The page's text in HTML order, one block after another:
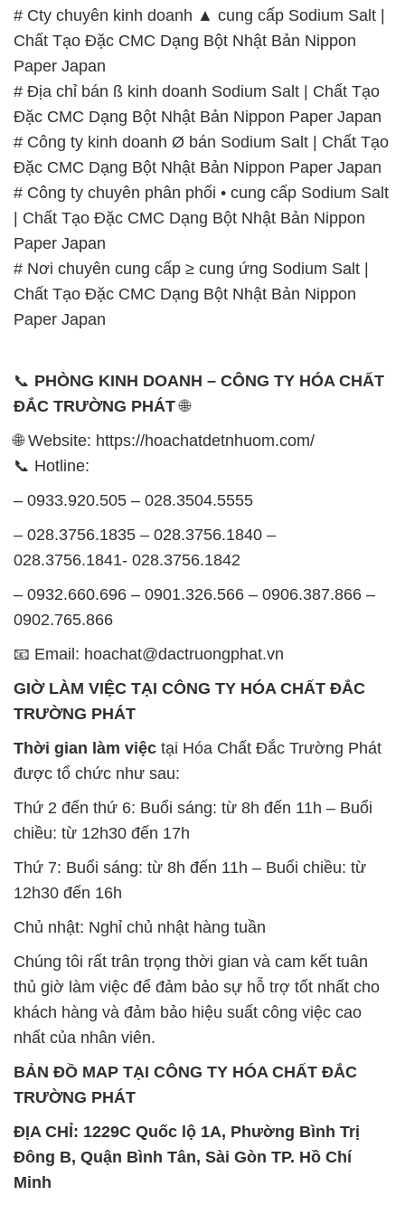
# Cty chuyên kinh doanh ▲ cung cấp Sodium Salt |
Chất Tạo Đặc CMC Dạng Bột Nhật Bản Nippon
Paper Japan
# Địa chỉ bán ß kinh doanh Sodium Salt | Chất Tạo
Đặc CMC Dạng Bột Nhật Bản Nippon Paper Japan
# Công ty kinh doanh Ø bán Sodium Salt | Chất Tạo
Đặc CMC Dạng Bột Nhật Bản Nippon Paper Japan
# Công ty chuyên phân phối • cung cấp Sodium Salt
| Chất Tạo Đặc CMC Dạng Bột Nhật Bản Nippon
Paper Japan
# Nơi chuyên cung cấp ≥ cung ứng Sodium Salt |
Chất Tạo Đặc CMC Dạng Bột Nhật Bản Nippon
Paper Japan
📞 PHÒNG KINH DOANH – CÔNG TY HÓA CHẤT
ĐẮC TRƯỜNG PHÁT🌐
🌐 Website: https://hoachatdetnhuom.com/
📞 Hotline:
– 0933.920.505 – 028.3504.5555
– 028.3756.1835 – 028.3756.1840 –
028.3756.1841- 028.3756.1842
– 0932.660.696 – 0901.326.566 – 0906.387.866 –
0902.765.866
📧 Email: hoachat@dactruongphat.vn
GIỜ LÀM VIỆC TẠI CÔNG TY HÓA CHẤT ĐẮC
TRƯỜNG PHÁT
Thời gian làm việc tại Hóa Chất Đắc Trường Phát
được tổ chức như sau:
Thứ 2 đến thứ 6: Buổi sáng: từ 8h đến 11h – Buổi
chiều: từ 12h30 đến 17h
Thứ 7: Buổi sáng: từ 8h đến 11h – Buổi chiều: từ
12h30 đến 16h
Chủ nhật: Nghỉ chủ nhật hàng tuần
Chúng tôi rất trân trọng thời gian và cam kết tuân
thủ giờ làm việc để đảm bảo sự hỗ trợ tốt nhất cho
khách hàng và đảm bảo hiệu suất công việc cao
nhất của nhân viên.
BẢN ĐỒ MAP TẠI CÔNG TY HÓA CHẤT ĐẮC
TRƯỜNG PHÁT
ĐỊA CHỈ: 1229C Quốc lộ 1A, Phường Bình Trị
Đông B, Quận Bình Tân, Sài Gòn TP. Hồ Chí
Minh